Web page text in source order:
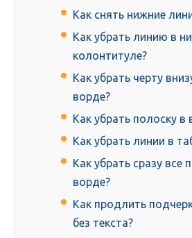
Как снять нижние
Как убрать линию в
колонтитуле?
Как убрать черту
ворде?
Как убрать полоску в
Как убрать линии в
Как убрать сразу все
ворде?
Как продлить
без текста?